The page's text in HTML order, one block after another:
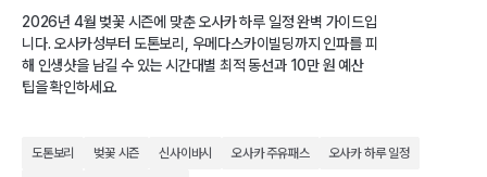
2026년 4월 벚꽃 시즌에 맞춘 오사카 하루 일정 완벽 가이드입
니다. 오사카성부터 도톤보리, 우메다스카이빌딩까지 인파를 피
해 인생샷을 남길 수 있는 시간대별 최적 동선과 10만 원 예산
팁을 확인하세요.
도톤보리 벚꽃 시즌 신사이바시 오사카 주유패스 오사카 하루 일정